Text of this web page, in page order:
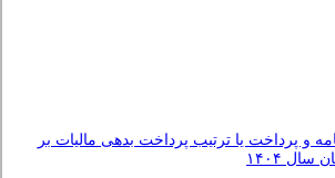
و پرداخت یا ترتیب پرداخت بدهی مالیات بر
۱۴۰۴